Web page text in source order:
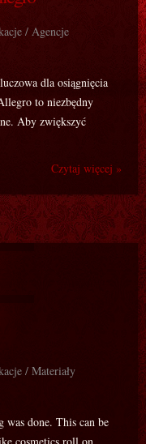
/ Agencje
dla osiągnięcia
to niezbędny
Aby zwiększyć
Czytaj więcej »
/ Materiały
was done. This can be